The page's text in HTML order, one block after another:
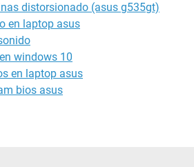
distorsionado (asus g535gt)
en laptop asus
windows 10
en laptop asus
bios asus